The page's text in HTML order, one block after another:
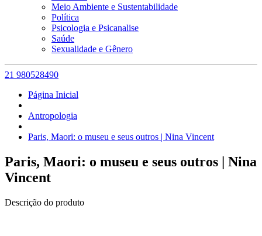
Meio Ambiente e Sustentabilidade
Política
Psicologia e Psicanalise
Saúde
Sexualidade e Gênero
21 980528490
Página Inicial
Antropologia
Paris, Maori: o museu e seus outros | Nina Vincent
Paris, Maori: o museu e seus outros | Nina
Vincent
Descrição do produto